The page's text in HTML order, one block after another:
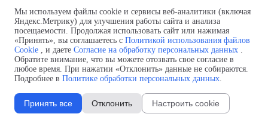
ESQ ВА 47-29 1П 40А
ESQ ВА 47-29 1П 50А
ESQ ВА 47-29 1П 63А
ESQ ВА 47-29 2П 1А
ESQ ВА 47-29 2П 2А
ESQ ВА 47-29 2П 3А
ESQ ВА 47-29 2П 4А
ESQ ВА 47-29 2П 6А
ESQ ВА 47-29 2П 10А
ESQ ВА 47-29 2П 16А
Мы используем файлы cookie и сервисы веб-аналитики (включая
Яндекс.Метрику) для улучшения работы сайта и анализа
посещаемости. Продолжая использовать сайт или нажимая
«Принять», вы соглашаетесь с Политикой использования файлов
Cookie , и даете Согласие на обработку персональных данных .
Обратите внимание, что вы можете отозвать свое согласие в
любое время. При нажатии «Отклонить» данные не собираются.
Подробнее в Политике обработки персональных данных.
Принять все Отклонить Настроить cookie